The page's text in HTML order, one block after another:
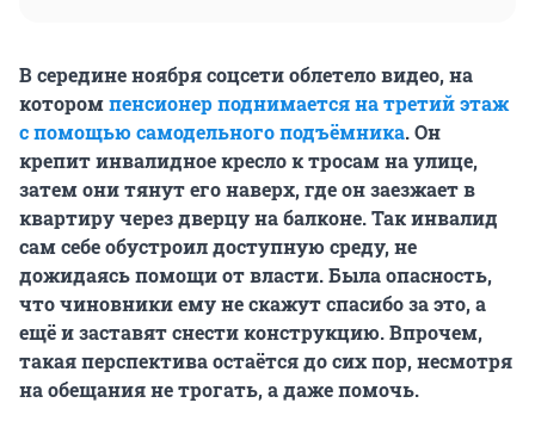
В середине ноября соцсети облетело видео, на
которомпенсионер поднимается на третий этаж
с помощью самодельного подъёмника. Он
крепит инвалидное кресло к тросам на улице,
затем они тянут его наверх, где он заезжает в
квартиру через дверцу на балконе. Так инвалид
сам себе обустроил доступную среду, не
дожидаясь помощи от власти. Была опасность,
что чиновники ему не скажут спасибо за это, а
ещё и заставят снести конструкцию. Впрочем,
такая перспектива остаётся до сих пор, несмотря
на обещания не трогать, а даже помочь.